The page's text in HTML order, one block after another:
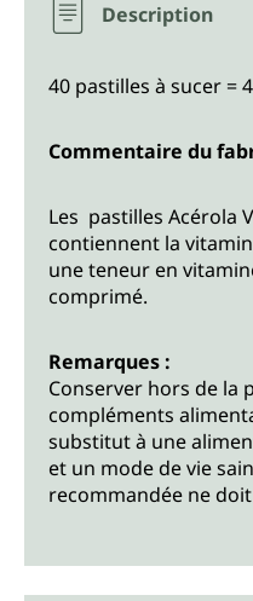
Description
40 pastilles à sucer =
Commentaire du
Les pastilles Acérola
contiennent la
une teneur en
comprimé.
Remarques :
Conserver hors de la
compléments
substitut à une
et un mode de vie
recommandée ne